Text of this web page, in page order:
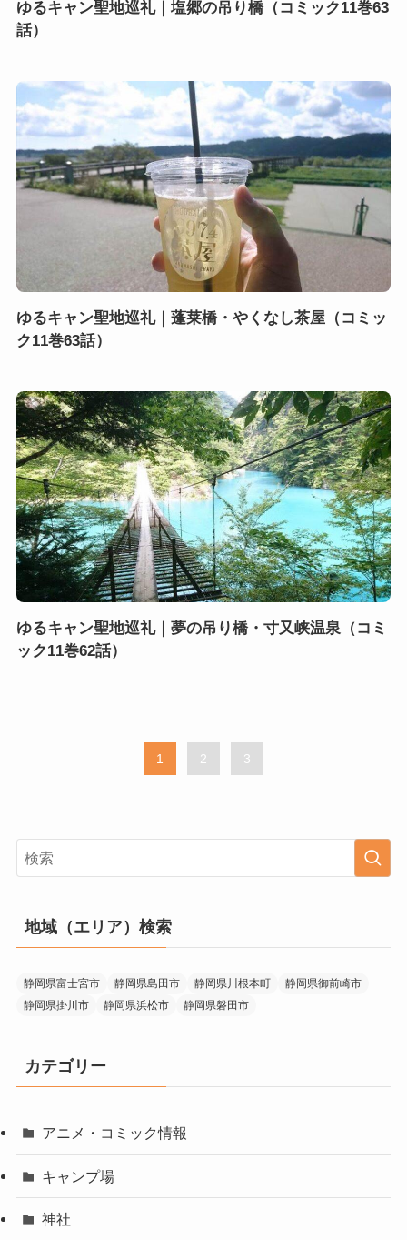
ゆるキャン聖地巡礼｜塩郷の吊り橋（コミック11巻63
話）
ゆるキャン聖地巡礼｜蓬莱橋・やくなし茶屋（コミッ
ク11巻63話）
ゆるキャン聖地巡礼｜夢の吊り橋・寸又峡温泉（コミ
ック11巻62話）
1 2 3
地域（エリア）検索
静岡県富士宮市 静岡県島田市 静岡県川根本町
静岡県御前崎市
静岡県掛川市
静岡県浜松市 静岡県磐田市
カテゴリー
アニメ・コミック情報
キャンプ場
神社